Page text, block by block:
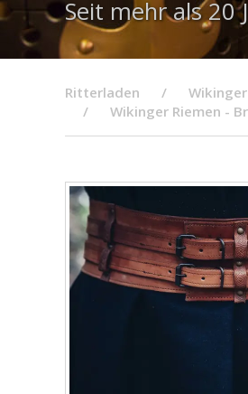
Seit mehr als 20
Ritterladen
Wikinger Riemen -